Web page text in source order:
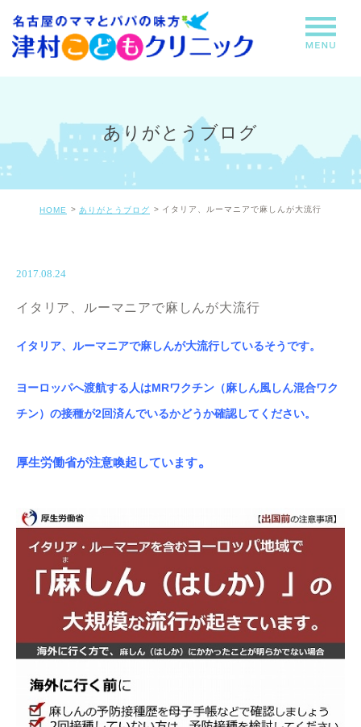
ありがとうブログ
HOME ありがとうブログ イタリア、ルーマニアで麻しんが大流行
2017.08.24
イタリア、ルーマニアで麻しんが大流行
イタリア、ルーマニアで麻しんが大流行しているそうです。
ヨーロッパへ渡航する人はMRワクチン（麻しん風しん混合ワク
チン）の接種が2回済んでいるかどうか確認してください。
厚生労働省が注意喚起しています。